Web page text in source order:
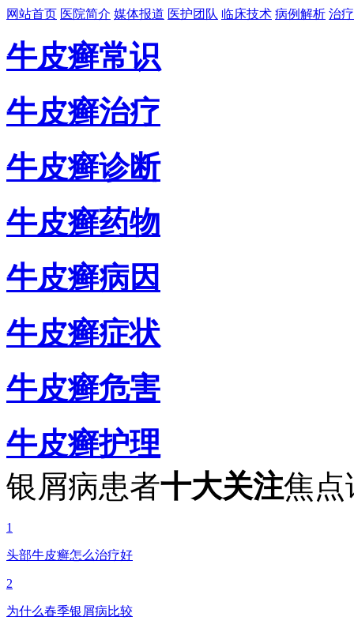
网站首页 医院简介 媒体报道 医护团队 临床技术 病例解析 治
牛皮癣常识
牛皮癣治疗
牛皮癣诊断
牛皮癣药物
牛皮癣病因
牛皮癣症状
牛皮癣危害
牛皮癣护理
银屑病患者十大关注焦点
1
头部牛皮癣怎么治疗好
2
为什么春季银屑病比较